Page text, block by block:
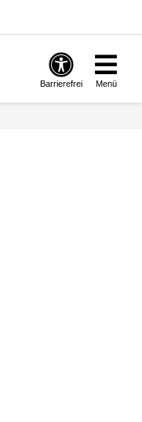
Barrierefrei Menü